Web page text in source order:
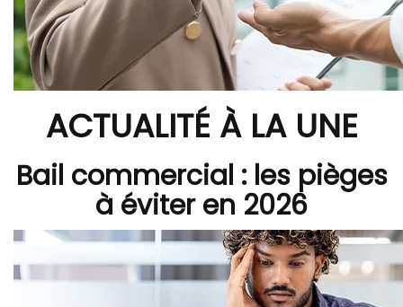
ACTUALITÉ À LA UNE
Bail commercial : les pièges
à éviter en 2026